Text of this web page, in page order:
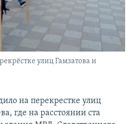
улиц Гамзатова и
на перекрестке улиц
где на расстоянии ста